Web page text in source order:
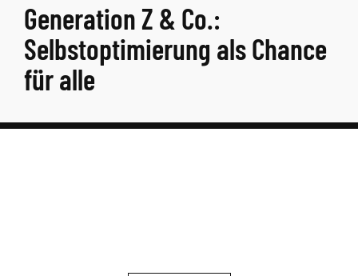
Generation Z & Co.:
Selbstoptimierung als Chance
für alle